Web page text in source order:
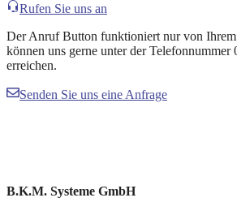
Rufen Sie uns an
Der Anruf Button funktioniert nur von Ihrem
können uns gerne unter der Telefonnummer
erreichen.
Senden Sie uns eine Anfrage
B.K.M. Systeme GmbH